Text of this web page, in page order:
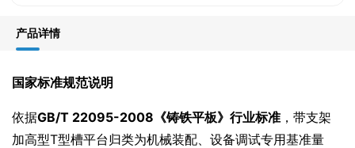
产品详情
国家标准规范说明
依据GB/T 22095-2008《铸铁平板》行业标准 ，带支架
加高型T型槽平台归类为机械装配、设备调试专用基准量